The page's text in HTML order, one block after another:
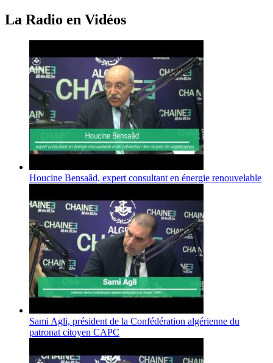
La Radio en Vidéos
Houcine Bensaâd, expert consultant en énergie renouvelable
Sami Agli, président de la Confédération algérienne du
patronat citoyen CAPC